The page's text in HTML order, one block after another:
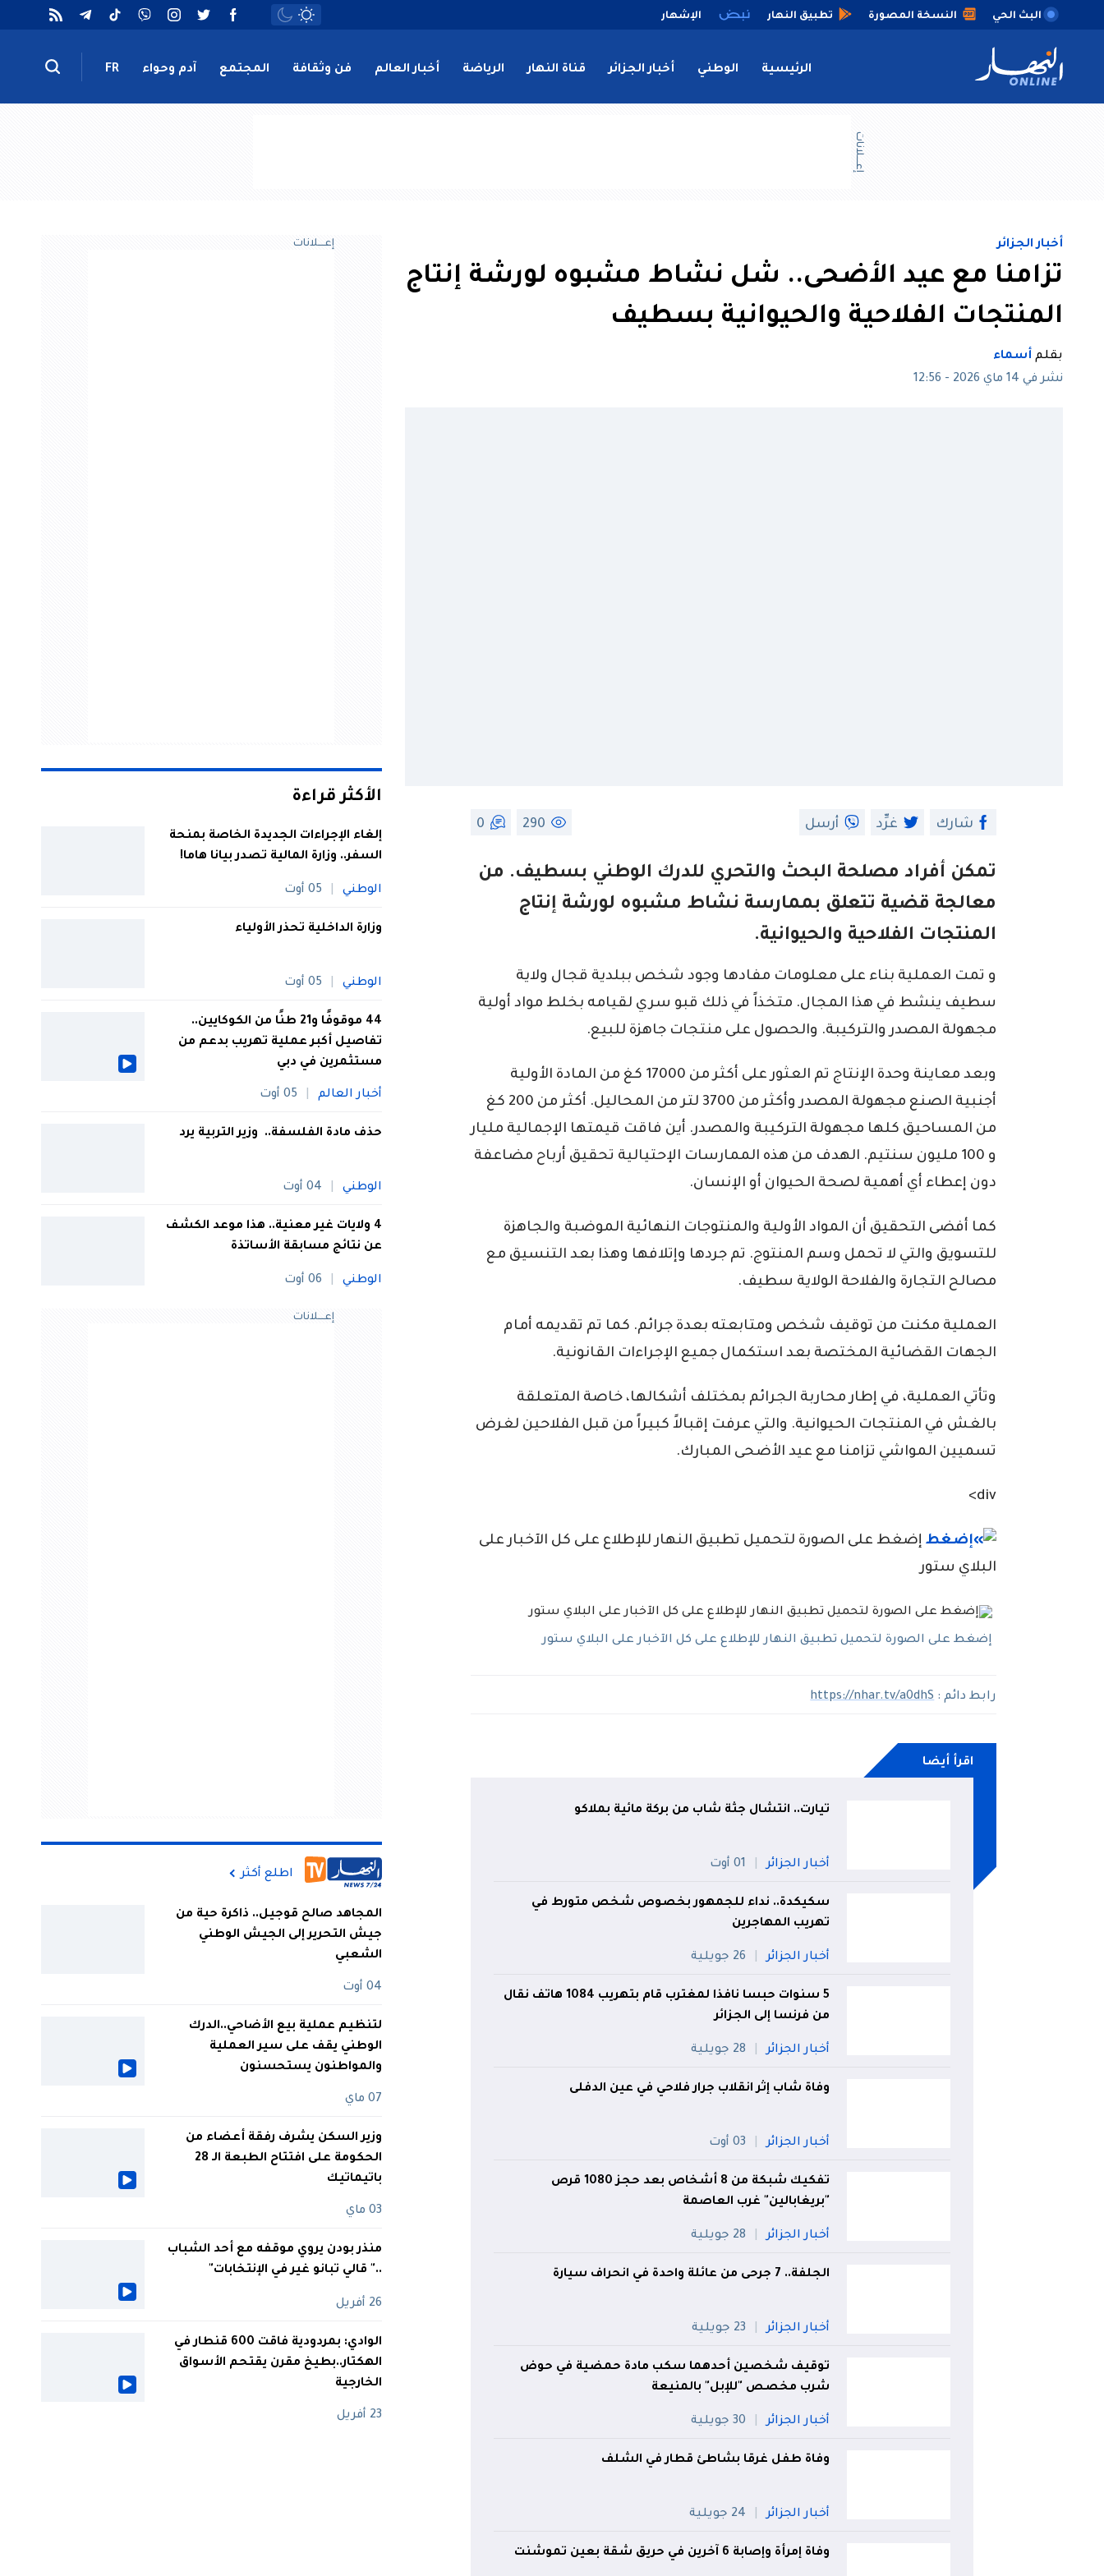
البث الحي النسخة المصورة تطبيق النهار الإشهار
الرئيسية الوطني أخبار الجزائر قناة النهار الرياضة أخبار العالم فن وثقافة المجتمع آدم وحواء FR
إعــــلانات
أخبار الجزائر
تزامنا مع عيد الأضحى.. شل نشاط مشبوه لورشة إنتاج
المنتجات الفلاحية والحيوانية بسطيف
بقلم أسماء
نشر في 14 ماي 2026 - 12:56
شارك غرِّد أرسل 290
0
تمكن أفراد مصلحة البحث والتحري للدرك الوطني بسطيف. من
معالجة قضية تتعلق بممارسة نشاط مشبوه لورشة إنتاج
المنتجات الفلاحية والحيوانية.
و تمت العملية بناء على معلومات مفادها وجود شخص ببلدية قجال ولاية
سطيف ينشط في هذا المجال. متخذاً في ذلك قبو سري لقيامه بخلط مواد أولية
مجهولة المصدر والتركيبة. والحصول على منتجات جاهزة للبيع.
وبعد معاينة وحدة الإنتاج تم العثور على أكثر من 17000 كغ من المادة الأولية
أجنبية الصنع مجهولة المصدر وأكثر من 3700 لتر من المحاليل. أكثر من 200 كغ
من المساحيق كلها مجهولة التركيبة والمصدر. أين فاقت قيمتها الإجمالية مليار
و 100 مليون سنتيم. الهدف من هذه الممارسات الإحتيالية تحقيق أرباح مضاعفة
دون إعطاء أي أهمية لصحة الحيوان أو الإنسان.
كما أفضى التحقيق أن المواد الأولية والمنتوجات النهائية الموضبة والجاهزة
للتسويق والتي لا تحمل وسم المنتوج. تم جردها وإتلافها وهذا بعد التنسيق مع
مصالح التجارة والفلاحة الولاية سطيف.
العملية مكنت من توقيف شخص ومتابعته بعدة جرائم. كما تم تقديمه أمام
الجهات القضائية المختصة بعد استكمال جميع الإجراءات القانونية.
وتأتي العملية، في إطار محاربة الجرائم بمختلف أشكالها، خاصة المتعلقة
بالغش في المنتجات الحيوانية. والتي عرفت إقبالاً كبيراً من قبل الفلاحين لغرض
تسميين المواشي تزامنا مع عيد الأضحى المبارك.
div>
إضغط على الصورة لتحميل تطبيق النهار للإطلاع على كل الآخبار على
البلاي ستور
إضغط على الصورة لتحميل تطبيق النهار للإطلاع على كل الآخبار على البلاي ستور
رابط دائم :https://nhar.tv/a0dhS
اقرأ أيضا
تيارت.. انتشال جثة شاب من بركة مائية بملاكو
أخبار الجزائر 01 أوت
سكيكدة.. نداء للجمهور بخصوص شخص متورط في
تهريب المهاجرين
أخبار الجزائر 26 جويلية
5 سنوات حبسا نافذا لمغترب قام بتهريب 1084 هاتف نقال
من فرنسا إلى الجزائر
أخبار الجزائر 28 جويلية
وفاة شاب إثر انقلاب جرار فلاحي في عين الدفلى
أخبار الجزائر 03 أوت
تفكيك شبكة من 8 أشخاص بعد حجز 1080 قرص
"بريغابالين" غرب العاصمة
أخبار الجزائر 28 جويلية
الجلفة.. 7 جرحى من عائلة واحدة في انحراف سيارة
أخبار الجزائر 23 جويلية
توقيف شخصين أحدهما سكب مادة حمضية في حوض
شرب مخصص "للإبل" بالمنيعة
أخبار الجزائر 30 جويلية
وفاة طفل غرقا بشاطئ قطار في الشلف
أخبار الجزائر 24 جويلية
وفاة إمرأة وإصابة 6 آخرين في حريق شقة بعين تموشنت
إعــــلانات
الأكثر قراءة
إلغاء الإجراءات الجديدة الخاصة بمنحة
السفر.. وزارة المالية تصدر بيانا هاما!
الوطني 05 أوت
وزارة الداخلية تحذر الأولياء
الوطني 05 أوت
44 موقوفًا و21 طنًا من الكوكايين..
تفاصيل أكبر عملية تهريب بدعم من
مستثمرين في دبي
أخبار العالم 05 أوت
حذف مادة الفلسفة.. وزير التربية يرد
الوطني 04 أوت
4 ولايات غير معنية.. هذا موعد الكشف
عن نتائج مسابقة الأساتذة
الوطني 06 أوت
إعــــلانات
اطلع أكثر
المجاهد صالح قوجيل.. ذاكرة حية من
جيش التحرير إلى الجيش الوطني
الشعبي
04 أوت
لتنظيم عملية بيع الأضاحي..الدرك
الوطني يقف على سير العملية
والمواطنون يستحسنون
07 ماي
وزير السكن يشرف رفقة أعضاء من
الحكومة على افتتاح الطبعة الـ 28
باتيماتيك
03 ماي
منذر بودن يروي موقفه مع أحد الشباب
.." قالي تبانو غير في الإنتخابات"
26 أفريل
الوادي: بمردودية فاقت 600 قنطار في
الهكتار..بطيخ مقرن يقتحم الأسواق
الخارجية
23 أفريل